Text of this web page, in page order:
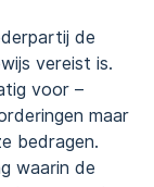
de
vereist is.
voor –
maar
bedragen.
waarin de